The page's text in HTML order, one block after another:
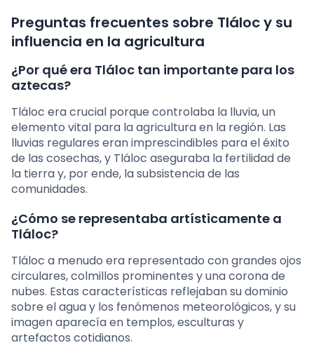
Preguntas frecuentes sobre Tláloc y su
influencia en la agricultura
¿Por qué era Tláloc tan importante para los
aztecas?
Tláloc era crucial porque controlaba la lluvia, un
elemento vital para la agricultura en la región. Las
lluvias regulares eran imprescindibles para el éxito
de las cosechas, y Tláloc aseguraba la fertilidad de
la tierra y, por ende, la subsistencia de las
comunidades.
¿Cómo se representaba artísticamente a
Tláloc?
Tláloc a menudo era representado con grandes ojos
circulares, colmillos prominentes y una corona de
nubes. Estas características reflejaban su dominio
sobre el agua y los fenómenos meteorológicos, y su
imagen aparecía en templos, esculturas y
artefactos cotidianos.